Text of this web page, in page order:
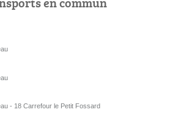
- 18 Carrefour le Petit Fossard